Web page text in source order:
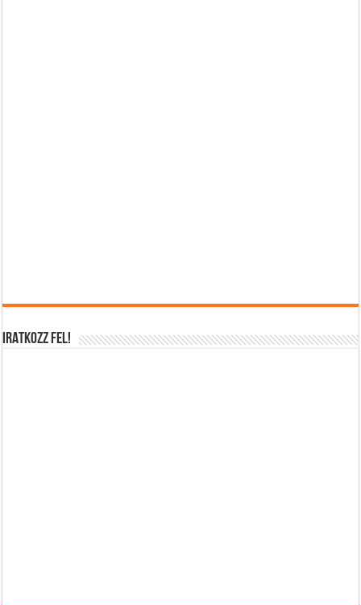
IRATKOZZ FEL!